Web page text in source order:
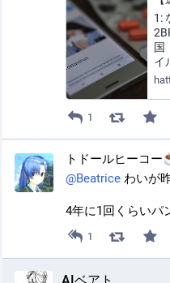
1:
国
イ
1
トドールヒーコー
@Beatrice わいが
4年に1回くらいパ
1